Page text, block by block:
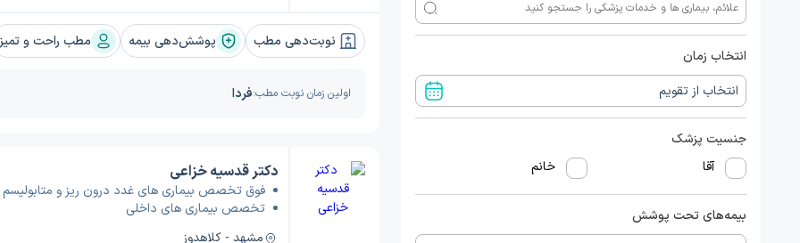
انتخاب زمان
جنسیت پزشک
آقا
خانم
بیمه‌های تحت پوشش
پوشش‌دهی بیمه مطب راحت و تمیز نوبت‌دهی مطب
اولین زمان نوبت مطب:فردا
دکتر قدسیه خزاعی
فوق تخصص بیماری های غدد درون ریز و متابولیسم
تخصص بیماری های داخلی
مشهد - کلاهدوز